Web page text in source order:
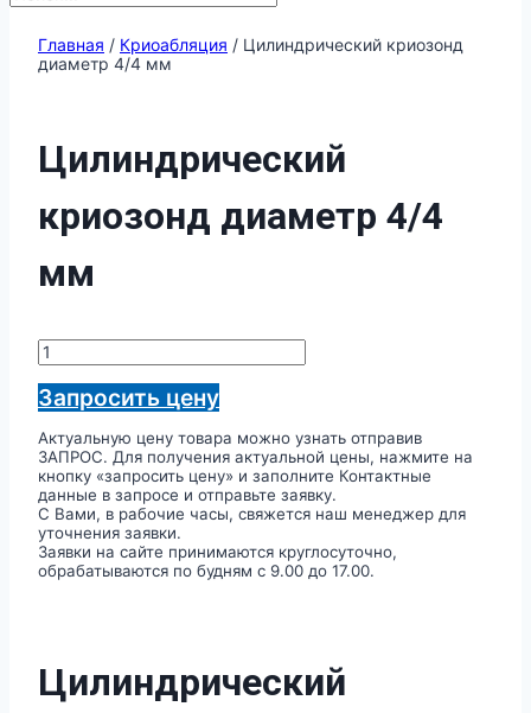
Главная / Криоабляция / Цилиндрический криозонд
диаметр 4/4 мм
Цилиндрический
криозонд диаметр 4/4
мм
Количество
товара
Цилиндрический
криозонд
4/4
мм
Запросить цену
Актуальную цену товара можно узнать отправив
ЗАПРОС. Для получения актуальной цены, нажмите на
кнопку «запросить цену» и заполните Контактные
данные в запросе и отправьте заявку.
С Вами, в рабочие часы, свяжется наш менеджер для
уточнения заявки.
Заявки на сайте принимаются круглосуточно,
обрабатываются по будням с 9.00 до 17.00.
Цилиндрический